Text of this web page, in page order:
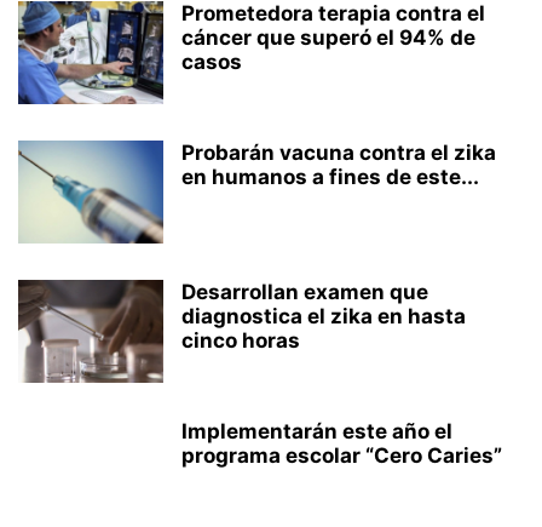
Prometedora terapia contra el
cáncer que superó el 94% de
casos
Probarán vacuna contra el zika
en humanos a fines de este...
Desarrollan examen que
diagnostica el zika en hasta
cinco horas
Implementarán este año el
programa escolar “Cero Caries”